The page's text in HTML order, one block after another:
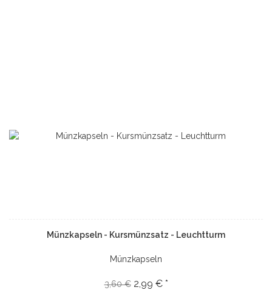
Münzkapseln - Kursmünzsatz - Leuchtturm
Münzkapseln
3,60 € 2,99 € *